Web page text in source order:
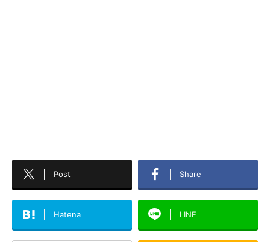
Post Share
Hatena LINE